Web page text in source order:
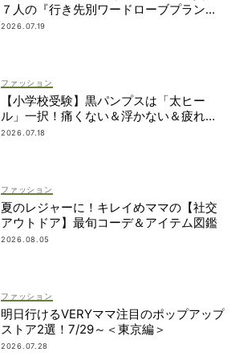
７人の『行き先別ワードローブプラン』
大公開！
2026.07.19
ファッション
【小学校受験】黒パンプスは「太ヒー
ル」一択！痛くない＆浮かない＆疲れな
い先輩ママたちのベストバイ4選
2026.07.18
ファッション
夏のレジャーに！キレイめママの【社交
アウトドア】最旬コーデ＆アイテム図鑑
2026.08.05
ファッション
明日行けるVERYママ注目のポップアップ
ストア2選！7/29～＜東京編＞
2026.07.28